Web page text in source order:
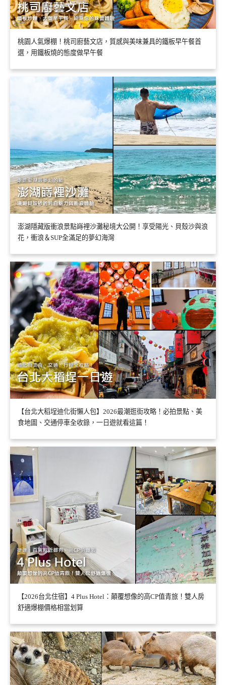
桃園人氣爆棚！桃司廚藝文店，質感與美味兼具的鐵板早午餐首
選，用鐵板燒的態度做早午餐
澎湖隱藏版衝浪景點嵵裡沙灘秘境大公開！享受陽光、貝殼沙與浪
花，衝浪＆SUP全滿足的夢幻海灣
【台北大稻埕迪化街懶人包】2026最潮逛街攻略！必拍景點、美
食地圖、交通停車全收錄，一日遊就看這篇！
【2026台北住宿】4 Plus Hotel：顛覆想像的高CP值青旅！雙人房
舒適爆棚價格相當划算